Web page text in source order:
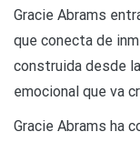
Gracie Abrams
que conecta de
construida desde
emocional que va
Gracie Abrams ha